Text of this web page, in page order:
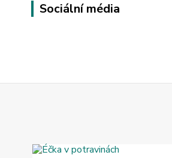
Sociální média